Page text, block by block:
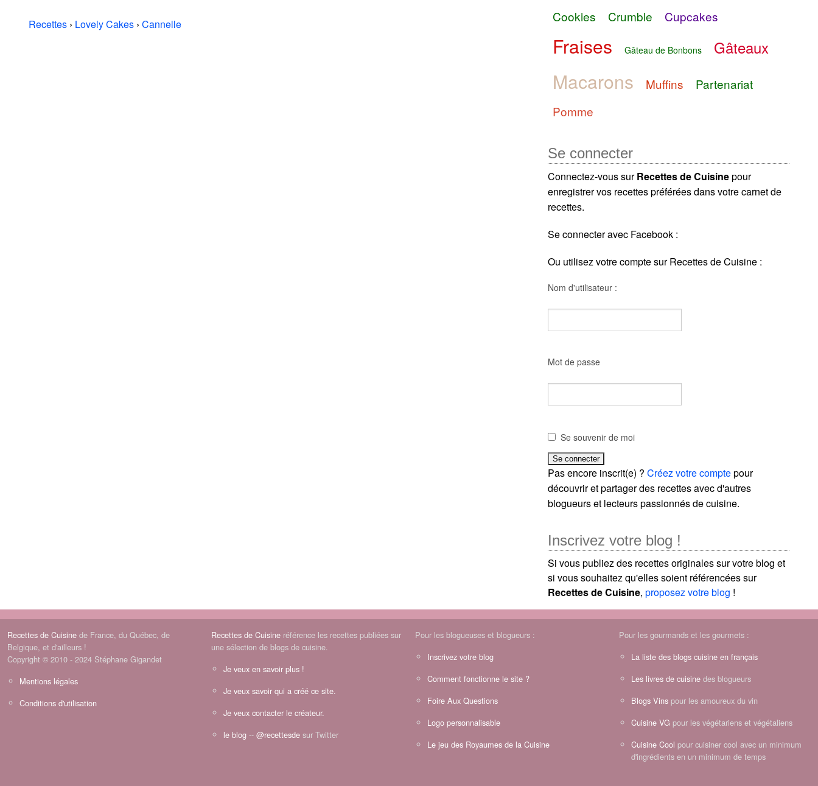
Recettes › Lovely Cakes › Cannelle
Cookies
Crumble Cupcakes
Fraises Gâteau de Bonbons Gâteaux
Macarons Muffins
Partenariat
Pomme
Se connecter
Connectez-vous surRecettes de Cuisinepour
enregistrer vos recettes préférées dans votre carnet de
recettes.
Se connecter avec Facebook :
Ou utilisez votre compte sur Recettes de Cuisine :
Nom d'utilisateur :
Mot de passe
Se souvenir de moi
Pas encore inscrit(e) ?Créez votre comptepour
découvrir et partager des recettes avec d'autres
blogueurs et lecteurs passionnés de cuisine.
Inscrivez votre blog !
Si vous publiez des recettes originales sur votre blog et
si vous souhaitez qu'elles soient référencées sur
Recettes de Cuisine,proposez votre blog !
Recettes de Cuisine de France, du Québec, de
Belgique, et d'ailleurs !
Copyright © 2010 - 2024 Stéphane Gigandet
Mentions légales
Conditions d'utilisation
Recettes de Cuisine référence les recettes publiées sur
une sélection de blogs de cuisine.
Je veux en savoir plus !
Je veux savoir qui a créé ce site.
Je veux contacter le créateur.
le blog -- @recettesde sur Twitter
Pour les blogueuses et blogueurs :
Inscrivez votre blog
Comment fonctionne le site ?
Foire Aux Questions
Logo personnalisable
Le jeu des Royaumes de la Cuisine
Pour les gourmands et les gourmets :
La liste des blogs cuisine en français
Les livres de cuisine des blogueurs
Blogs Vins pour les amoureux du vin
Cuisine VG pour les végétariens et végétaliens
Cuisine Cool pour cuisiner cool avec un minimum
d'ingrédients en un minimum de temps